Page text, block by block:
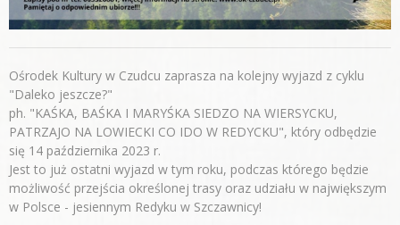
Ośrodek Kultury w Czudcu zaprasza na kolejny wyjazd z cyklu
"Daleko jeszcze?"
ph. "KAŚKA, BAŚKA I MARYŚKA SIEDZO NA WIERSYCKU,
PATRZAJO NA LOWIECKI CO IDO W REDYCKU", który odbędzie
się 14 października 2023 r.
Jest to już ostatni wyjazd w tym roku, podczas którego będzie
możliwość przejścia określonej trasy oraz udziału w największym
w Polsce - jesiennym Redyku w Szczawnicy!